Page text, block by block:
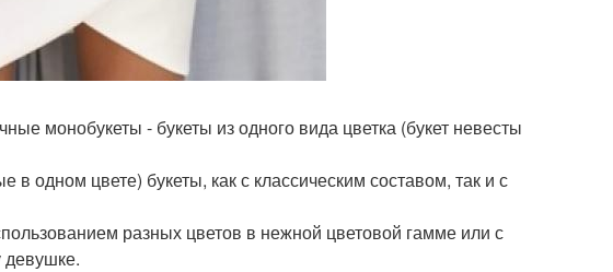
монобукеты - букеты из одного вида цветка (букет невесты
одном цвете) букеты, как с классическим составом, так и с
разных цветов в нежной цветовой гамме или с
девушке.